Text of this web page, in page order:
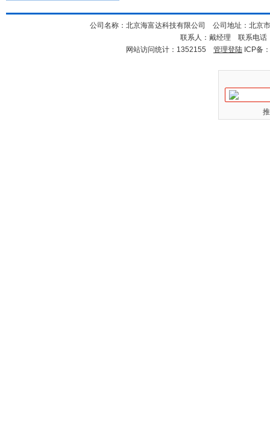
公司名称：北京海富达科技有限公司 公司地址：北京
联系人：戴经理 联系电
网站访问统计：1352155 管理登陆 ICP备：